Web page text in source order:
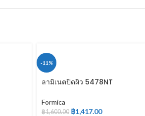
-11%
ลามิเนตปิดผิว 5478NT
Formica
฿1,600.00 ฿1,417.00